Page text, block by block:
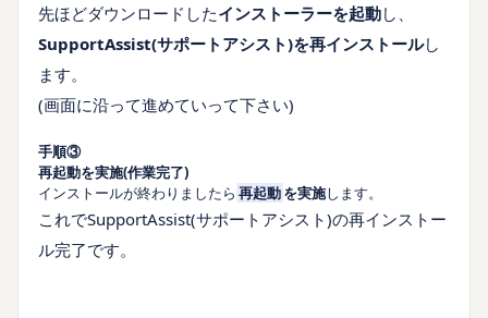
先ほどダウンロードしたインストーラーを起動し、
SupportAssist(サポートアシスト)を再インストールし
ます。
(画面に沿って進めていって下さい)
手順③
再起動を実施(作業完了)
インストールが終わりましたら 再起動を実施します。
これでSupportAssist(サポートアシスト)の再インストー
ル完了です。